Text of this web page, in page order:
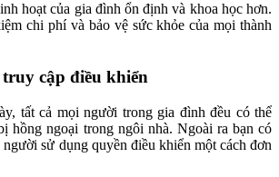
hoạt của gia đình ổn định và khoa học hơn.
chi phí và bảo vệ sức khỏe của mọi thành
cập điều khiển
tất cả mọi người trong gia đình đều có thể
hồng ngoại trong ngôi nhà. Ngoài ra bạn có
sử dụng quyền điều khiển một cách đơn